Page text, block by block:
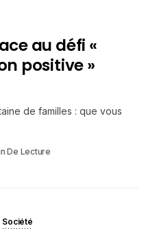
au défi «
positive »
de familles : que vous
De Lecture
Société